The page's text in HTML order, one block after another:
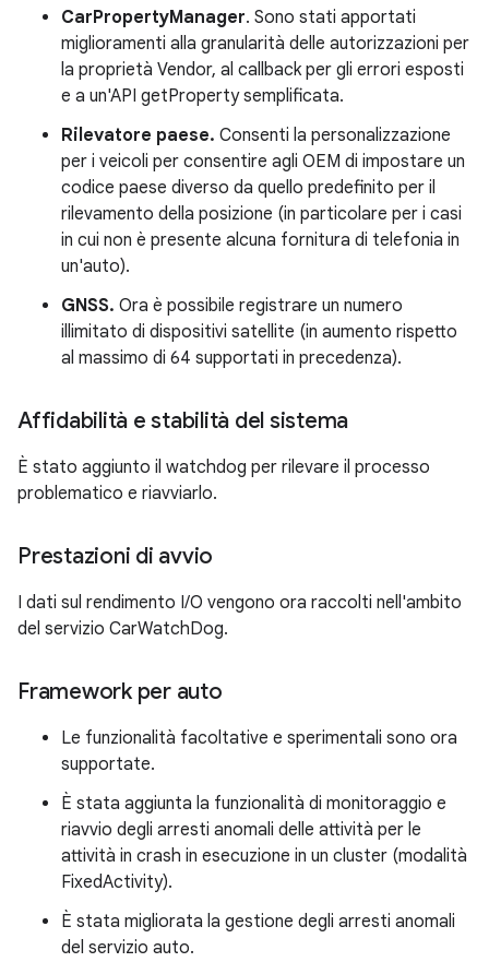
CarPropertyManager. Sono stati apportati
miglioramenti alla granularità delle autorizzazioni per
la proprietà Vendor, al callback per gli errori esposti
e a un'API getProperty semplificata.
Rilevatore paese. Consenti la personalizzazione
per i veicoli per consentire agli OEM di impostare un
codice paese diverso da quello predefinito per il
rilevamento della posizione (in particolare per i casi
in cui non è presente alcuna fornitura di telefonia in
un'auto).
GNSS. Ora è possibile registrare un numero
illimitato di dispositivi satellite (in aumento rispetto
al massimo di 64 supportati in precedenza).
Affidabilità e stabilità del sistema
È stato aggiunto il watchdog per rilevare il processo
problematico e riavviarlo.
Prestazioni di avvio
I dati sul rendimento I/O vengono ora raccolti nell'ambito
del servizio CarWatchDog.
Framework per auto
Le funzionalità facoltative e sperimentali sono ora
supportate.
È stata aggiunta la funzionalità di monitoraggio e
riavvio degli arresti anomali delle attività per le
attività in crash in esecuzione in un cluster (modalità
FixedActivity).
È stata migliorata la gestione degli arresti anomali
del servizio auto.